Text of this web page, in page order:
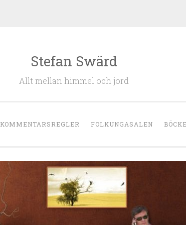
Stefan Swärd
Allt mellan himmel och jord
KOMMENTARSREGLER FOLKUNGASALEN